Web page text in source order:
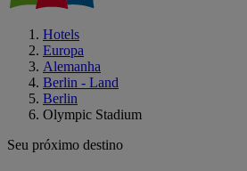
Hotels
Europa
Alemanha
Berlin - Land
Berlin
Olympic Stadium
Seu próximo destino